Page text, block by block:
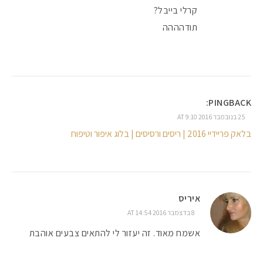
קרלי בייבל?
תודהההה
PINGBACK:
25 בנובמבר 2016 AT 9:10
בלאק פריידיי 2016 | ריסים ורסיסים | בלוג איפור וטיפוח
איריס
8 בדצמבר 2016 AT 14:54
אשמח מאוד. זה יעזור לי להתאים צבעים אוהבת